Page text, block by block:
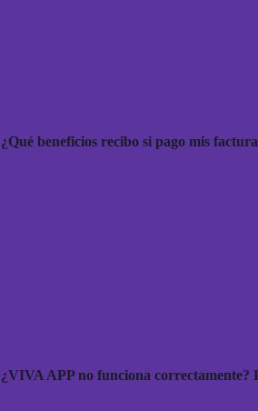
¿Qué beneficios recibo si pago mis
¿VIVA APP no funciona correctamente?